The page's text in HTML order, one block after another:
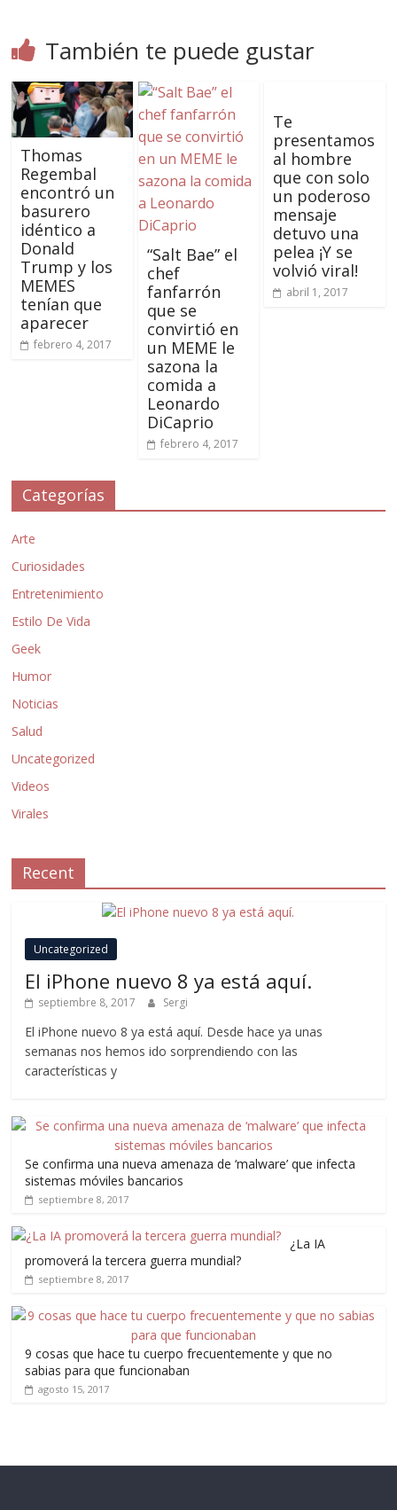
También te puede gustar
Thomas
Regembal
encontró un
basurero
idéntico a
Donald
Trump y los
MEMES
tenían que
aparecer
febrero 4, 2017
“Salt Bae” el
chef
fanfarrón
que se
convirtió en
un MEME le
sazona la
comida a
Leonardo
DiCaprio
febrero 4, 2017
Te
presentamos
al hombre
que con solo
un poderoso
mensaje
detuvo una
pelea ¡Y se
volvió viral!
abril 1, 2017
Categorías
Arte
Curiosidades
Entretenimiento
Estilo De Vida
Geek
Humor
Noticias
Salud
Uncategorized
Videos
Virales
Recent
Uncategorized
El iPhone nuevo 8 ya está aquí.
septiembre 8, 2017 Sergi
El iPhone nuevo 8 ya está aquí. Desde hace ya unas
semanas nos hemos ido sorprendiendo con las
características y
Se confirma una nueva amenaza de ‘malware’ que infecta
sistemas móviles bancarios
septiembre 8, 2017
¿La IA
promoverá la tercera guerra mundial?
septiembre 8, 2017
9 cosas que hace tu cuerpo frecuentemente y que no
sabias para que funcionaban
agosto 15, 2017